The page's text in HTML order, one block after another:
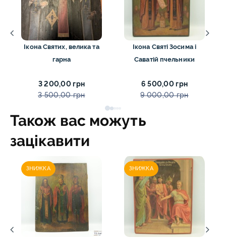
Ікона Святих, велика та
гарна
3 200,00 грн
3 500,00 грн
Ікона Святі Зосима і
Саватій пчельники
6 500,00 грн
9 000,00 грн
Також вас можуть
зацікавити
ЗНИЖКА ЗНИЖКА